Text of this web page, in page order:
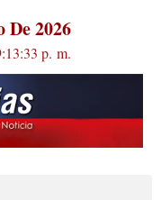
De 2026
p. m.